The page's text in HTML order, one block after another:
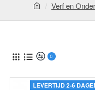
Verf en
0
LEVERTIJD 2-6